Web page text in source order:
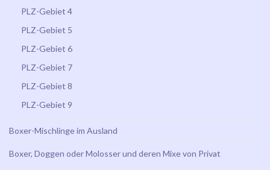
PLZ-Gebiet 4
PLZ-Gebiet 5
PLZ-Gebiet 6
PLZ-Gebiet 7
PLZ-Gebiet 8
PLZ-Gebiet 9
Boxer-Mischlinge im Ausland
Boxer, Doggen oder Molosser und deren Mixe von Privat